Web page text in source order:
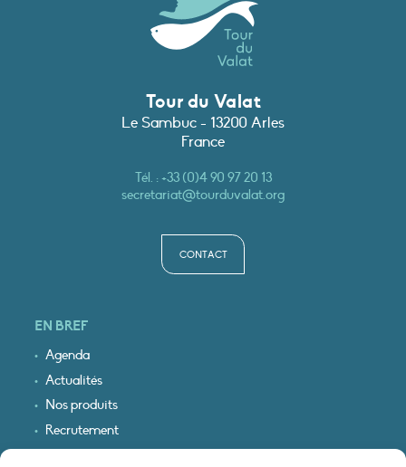
Tour du Valat
Le Sambuc - 13200 Arles
France
Tél. :+33 (0)4 90 97 20 13
secretariat@tourduvalat.org
CONTACT
EN BREF
Agenda
Actualités
Nos produits
Recrutement
Recevoir nos infos